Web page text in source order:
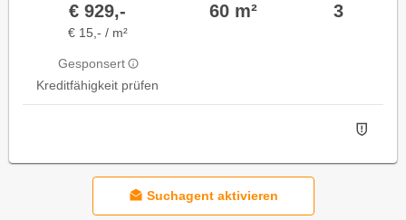
€ 929,-
€ 15,- / m²
Gesponsert
Kreditfähigkeit prüfen
60 m² 3
Suchagent aktivieren